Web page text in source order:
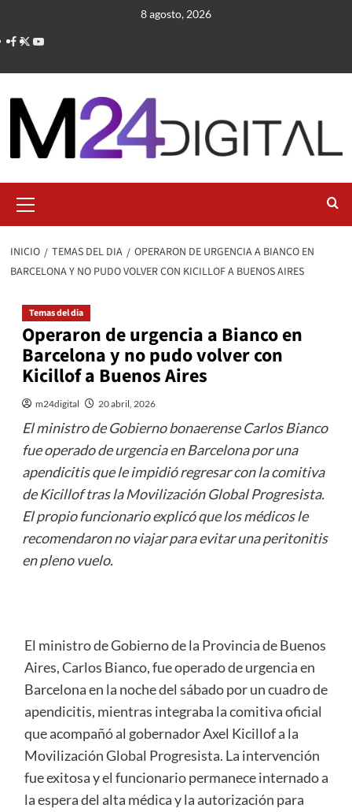
contenido
8 agosto, 2026
primario
INICIO TEMAS DEL DIA
OPERARON DE URGENCIA A BIANCO EN
BARCELONA Y NO PUDO VOLVER CON KICILLOF A BUENOS AIRES
Temas del dia
Operaron de urgencia a Bianco en
Barcelona y no pudo volver con
Kicillof a Buenos Aires
m24digital 20 abril, 2026
El ministro de Gobierno bonaerense Carlos Bianco
fue operado de urgencia en Barcelona por una
apendicitis que le impidió regresar con la comitiva
de Kicillof tras la Movilización Global Progresista.
El propio funcionario explicó que los médicos le
recomendaron no viajar para evitar una peritonitis
en pleno vuelo.
El ministro de Gobierno de la Provincia de Buenos
Aires, Carlos Bianco, fue operado de urgencia en
Barcelona en la noche del sábado por un cuadro de
apendicitis, mientras integraba la comitiva oficial
que acompañó al gobernador Axel Kicillof a la
Movilización Global Progresista. La intervención
fue exitosa y el funcionario permanece internado a
la espera del alta médica y la autorización para